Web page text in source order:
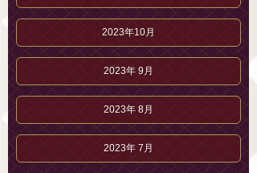
2023年10月
2023年 9月
2023年 8月
2023年 7月